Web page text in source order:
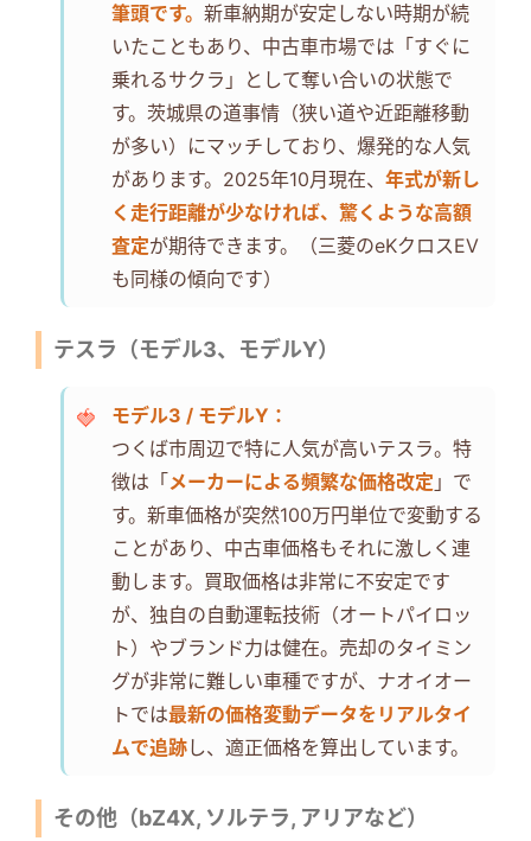
筆頭です。 新車納期が安定しない時期が続
いたこともあり、中古車市場では「すぐに
乗れるサクラ」として奪い合いの状態で
す。茨城県の道事情（狭い道や近距離移動
が多い）にマッチしており、爆発的な人気
があります。2025年10月現在、 年式が新し
く走行距離が少なければ、驚くような高額
査定が期待できます。（三菱のeKクロスEV
も同様の傾向です）
テスラ（モデル3、モデルY）
モデル3 / モデルY：
つくば市周辺で特に人気が高いテスラ。特
徴は「 メーカーによる頻繁な価格改定 」で
す。新車価格が突然100万円単位で変動する
ことがあり、中古車価格もそれに激しく連
動します。買取価格は非常に不安定です
が、独自の自動運転技術（オートパイロッ
ト）やブランド力は健在。売却のタイミン
グが非常に難しい車種ですが、ナオイオー
トでは最新の価格変動データをリアルタイ
ムで追跡し、適正価格を算出しています。
その他（bZ4X, ソルテラ, アリアなど）